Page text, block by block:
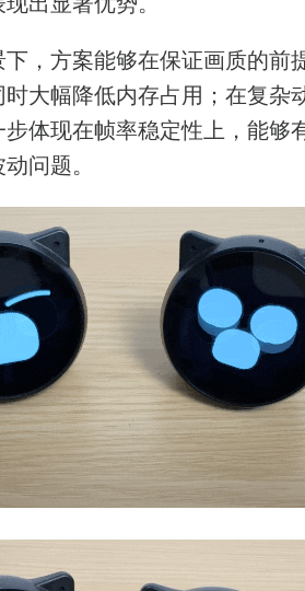
出显著优势。
，方案能够在保证画质的前
大幅降低内存占用；在复杂
步体现在帧率稳定性上，能够
问题。